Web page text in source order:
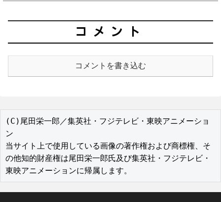
コメント
コメントを書き込む
(C)尾田栄一郎／集英社・フジテレビ・東映アニメーショ
ン
当サイト上で使用している画像の著作権および商標権、そ
の他知的財産権は尾田栄一郎氏及び集英社・フジテレビ・
東映アニメーションに帰属します。